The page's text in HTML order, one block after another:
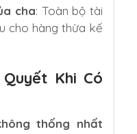
cha: Toàn bộ tài
cho hàng thừa kế
Khi Có
thống nhất